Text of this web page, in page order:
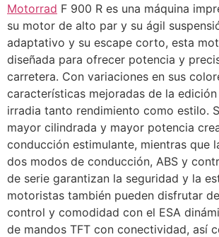
Motorrad F 900 R es una máquina
su motor de alto par y su ágil
adaptativo y su escape corto, esta
diseñada para ofrecer potencia y
carretera. Con variaciones en sus
características mejoradas de la
irradia tanto rendimiento como estilo.
mayor cilindrada y mayor potencia
conducción estimulante, mientras que
dos modos de conducción, ABS y
de serie garantizan la seguridad y la
motoristas también pueden disfrutar
control y comodidad con el ESA
de mandos TFT con conectividad, así